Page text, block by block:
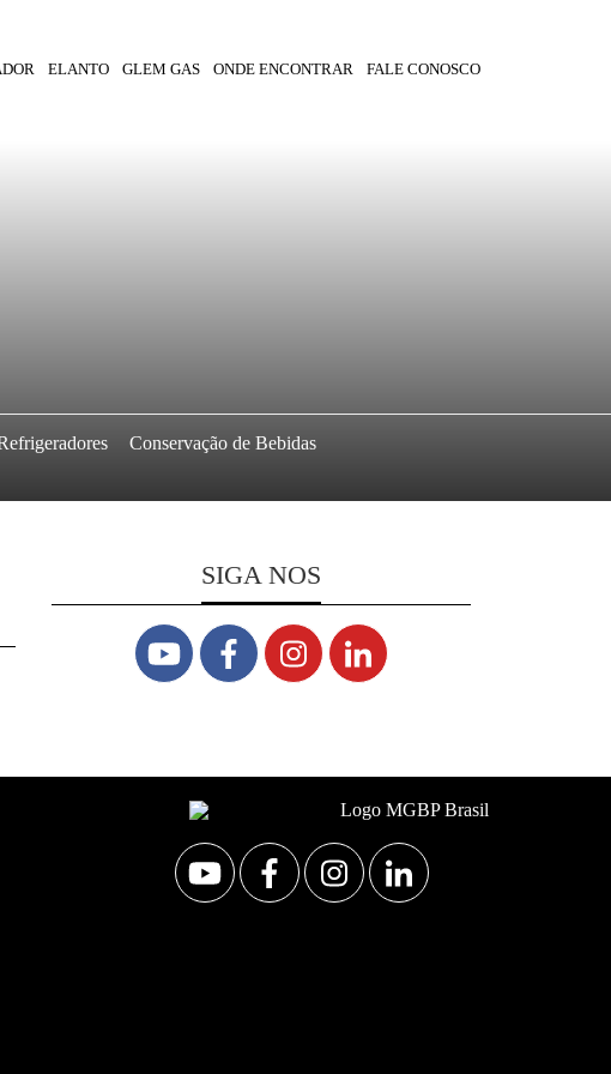
ELANTO GLEM GAS ONDE ENCONTRAR FALE CONOSCO
Conservação de Bebidas
SIGA NOS